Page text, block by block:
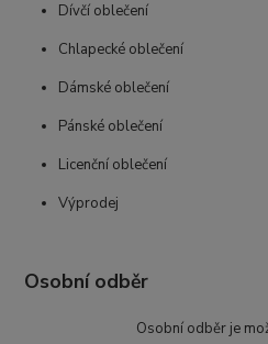
Dívčí oblečení
Chlapecké oblečení
Dámské oblečení
Pánské oblečení
Licenční oblečení
Výprodej
Osobní odběr
Osobní odběr je